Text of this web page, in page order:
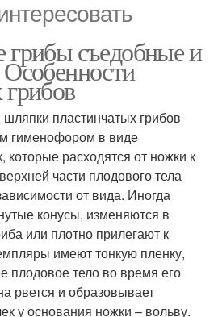
грибы съедобные и
шляпки пластинчатых грибов
гименофором в виде
которые расходятся от ножки к
части плодового тела
от вида. Иногда
конусы, изменяются в
или плотно прилегают к
имеют тонкую пленку,
тело во время его
рвется и образовывает
у основания ножки – вольву.